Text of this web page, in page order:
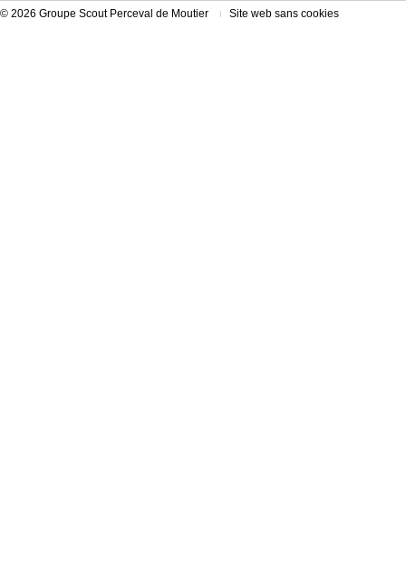
© 2026 Groupe Scout Perceval de Moutier Site web sans cookies